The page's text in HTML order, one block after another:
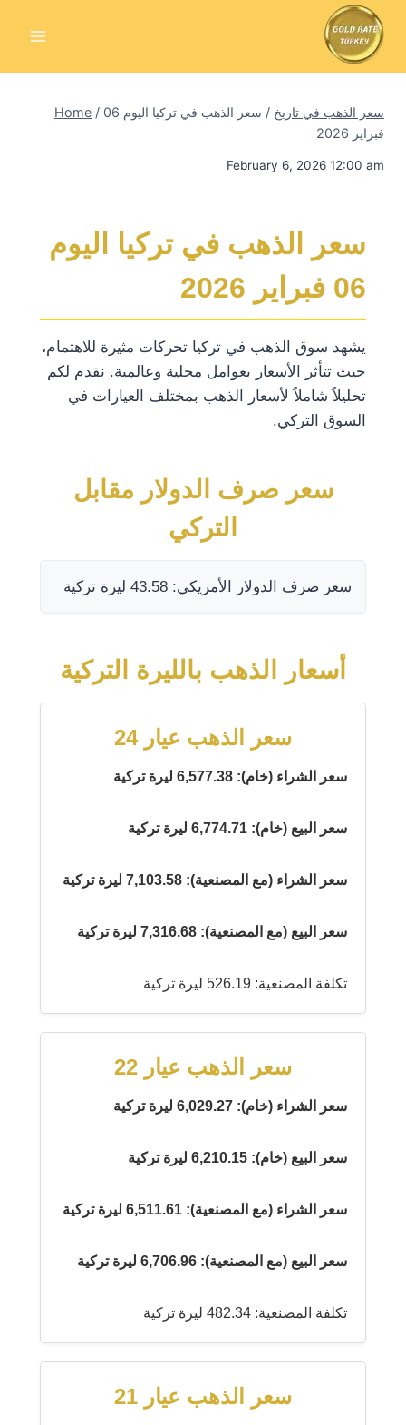
Home / سعر الذهب في تاريخ /
سعر الذهب في تركيا اليوم 06
فبراير 2026
February 6, 2026 12:00 am
سعر الذهب في تركيا اليوم
06 فبراير 2026
يشهد سوق الذهب في تركيا تحركات مثيرة للاهتمام،
حيث تتأثر الأسعار بعوامل محلية وعالمية. نقدم لكم
تحليلاً شاملاً لأسعار الذهب بمختلف العيارات في
السوق التركي.
سعر صرف الدولار مقابل
التركي
سعر صرف الدولار الأمريكي: 43.58 ليرة تركية
أسعار الذهب بالليرة التركية
سعر الذهب عيار 24
سعر الشراء (خام): 6,577.38 ليرة تركية
سعر البيع (خام): 6,774.71 ليرة تركية
سعر الشراء (مع المصنعية): 7,103.58 ليرة تركية
سعر البيع (مع المصنعية): 7,316.68 ليرة تركية
تكلفة المصنعية: 526.19 ليرة تركية
سعر الذهب عيار 22
سعر الشراء (خام): 6,029.27 ليرة تركية
سعر البيع (خام): 6,210.15 ليرة تركية
سعر الشراء (مع المصنعية): 6,511.61 ليرة تركية
سعر البيع (مع المصنعية): 6,706.96 ليرة تركية
تكلفة المصنعية: 482.34 ليرة تركية
سعر الذهب عيار 21